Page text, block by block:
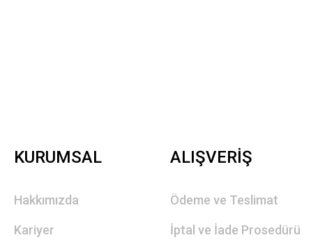
KURUMSAL
Hakkımızda
Kariyer
ALIŞVERİŞ
Ödeme ve Teslimat
İptal ve İade Prosedürü